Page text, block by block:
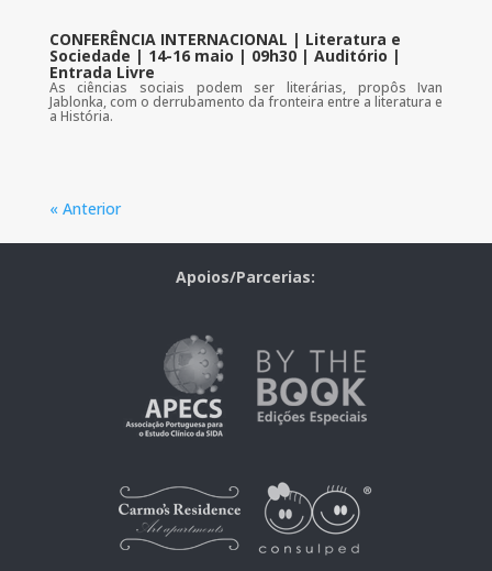
CONFERÊNCIA INTERNACIONAL | Literatura e
Sociedade | 14-16 maio | 09h30 | Auditório |
Entrada Livre
As ciências sociais podem ser literárias, propôs Ivan
Jablonka, com o derrubamento da fronteira entre a literatura e
a História.
« Anterior
Apoios/Parcerias: